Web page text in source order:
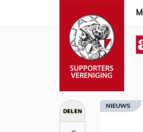
DELEN NIEUWS